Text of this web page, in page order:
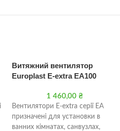
Витяжний вентилятор
Europlast E-extra EA100
1 460,00 ₴
Вентилятори E-extra серії ЕA
призначені для установки в
ванних кімнатах, санвузлах,